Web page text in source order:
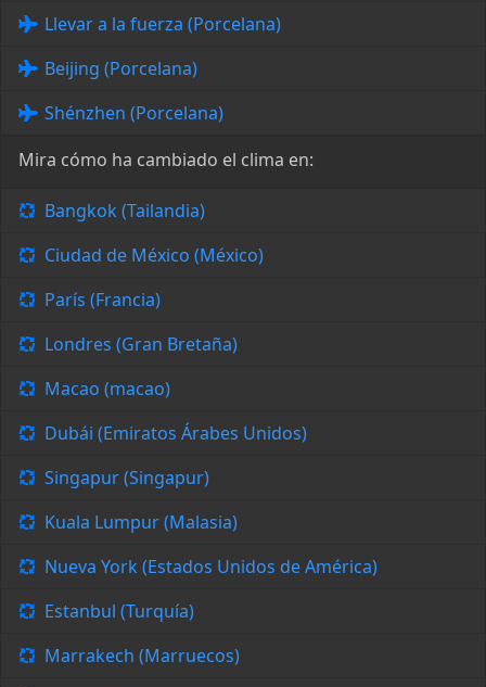
Llevar a la fuerza (Porcelana)
Beijing (Porcelana)
Shénzhen (Porcelana)
Mira cómo ha cambiado el clima en:
Bangkok (Tailandia)
Ciudad de México (México)
París (Francia)
Londres (Gran Bretaña)
Macao (macao)
Dubái (Emiratos Árabes Unidos)
Singapur (Singapur)
Kuala Lumpur (Malasia)
Nueva York (Estados Unidos de América)
Estanbul (Turquía)
Marrakech (Marruecos)